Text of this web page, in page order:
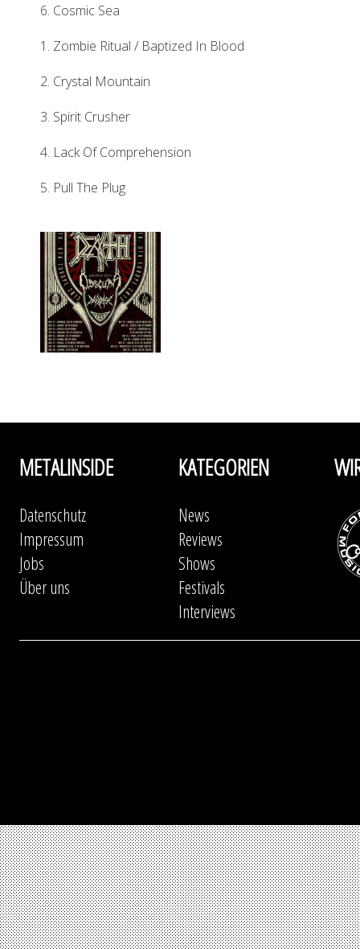
6. Cosmic Sea
1. Zombie Ritual / Baptized In Blood
2. Crystal Mountain
3. Spirit Crusher
4. Lack Of Comprehension
5. Pull The Plug
METALINSIDE
Datenschutz
Impressum
Jobs
Über uns
KATEGORIEN
News
Reviews
Shows
Festivals
Interviews